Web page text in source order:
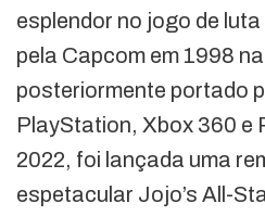
esplendor no jogo de
pela Capcom em 1998
posteriormente portado
PlayStation, Xbox 360 e
2022, foi lançada uma
espetacular Jojo’s All-